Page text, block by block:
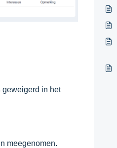
geweigerd in het
meegenomen.